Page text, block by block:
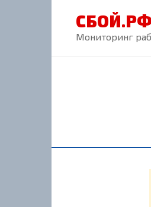
СБОЙ.РФ
Мониторинг